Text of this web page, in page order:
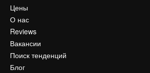
Цены
О нас
Reviews
Вакансии
Поиск тенденций
Блог